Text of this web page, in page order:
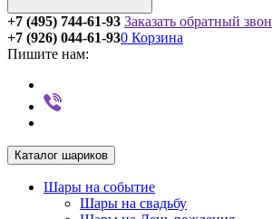
+7 (495) 744-61-93 Заказать обратный
+7 (926) 044-61-93
Пишите нам:
0 Корзина
Каталог шариков
Шары на событие
Шары на свадьбу